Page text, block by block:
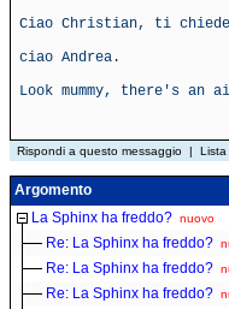
Ciao Christian, ti
ciao Andrea.
Look mummy, there's an
Rispondi a questo messaggio | Lista
Argomento
La Sphinx ha freddo? nuovo
Re: La Sphinx ha freddo?
Re: La Sphinx ha freddo?
Re: La Sphinx ha freddo?